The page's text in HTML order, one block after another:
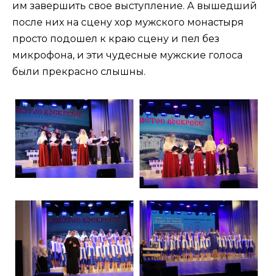
им завершить свое выступление. А вышедший
после них на сцену хор мужского монастыря
просто подошел к краю сцену и пел без
микрофона, и эти чудесные мужские голоса
были прекрасно слышны.